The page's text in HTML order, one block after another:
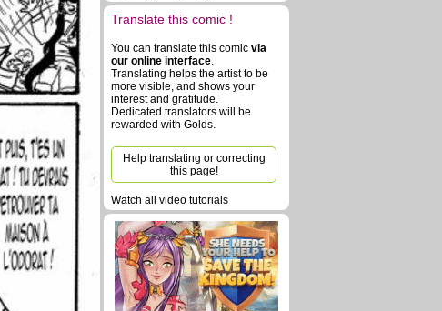
Translate this comic !
You can translate this comic via
our online interface.
Translating helps the artist to be
more visible, and shows your
interest and gratitude.
Dedicated translators will be
rewarded with Golds.
Help translating or correcting
this page!
Watch all video tutorials